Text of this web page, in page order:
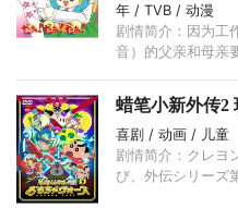
年 / TVB / 动漫
剧情简介：因为工
音）的父亲和母亲
（三瓶由布子 配
蜡笔小新外传2
喜剧 / 动画 / 儿童
剧情简介：クレヨ
び、外伝シリーズ